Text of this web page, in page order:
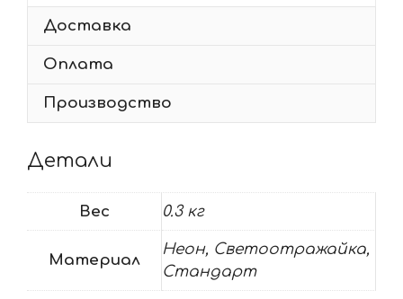
мотоцикла
Доставка
Оплата
Производство
Детали
Вес 0.3 кг
Материал
Неон, Светоотражайка,
Стандарт